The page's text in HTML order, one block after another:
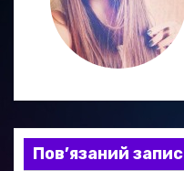
з
а
Пов’язаний запис